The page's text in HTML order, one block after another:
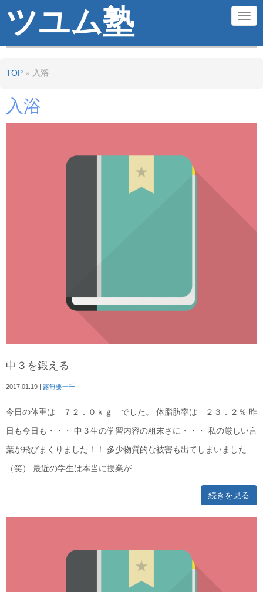
ツユム塾 N
TOP » 入浴
入浴
中３を鍛える
2017.01.19 | 露無要一千
今日の体重は ７２．０ｋｇ でした。 体脂肪率は ２３．２％ 昨
日も今日も・・・ 中３生の学習内容の粗末さに・・・ 私の厳しい言
葉が飛びまくりました！！ 多少物質的な被害も出てしまいました
（笑） 最近の学生は本当に授業が ...
続きを見る